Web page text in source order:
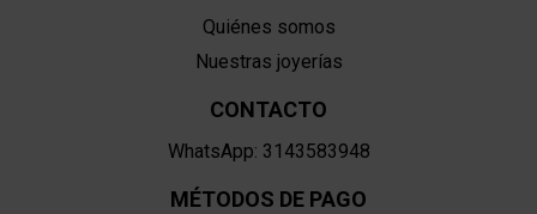
Quiénes somos
Nuestras joyerías
CONTACTO
WhatsApp: 3143583948
MÉTODOS DE PAGO